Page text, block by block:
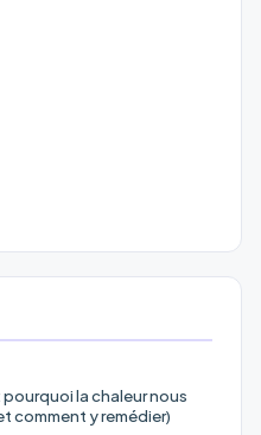
la chaleur nous
comment y remédier)